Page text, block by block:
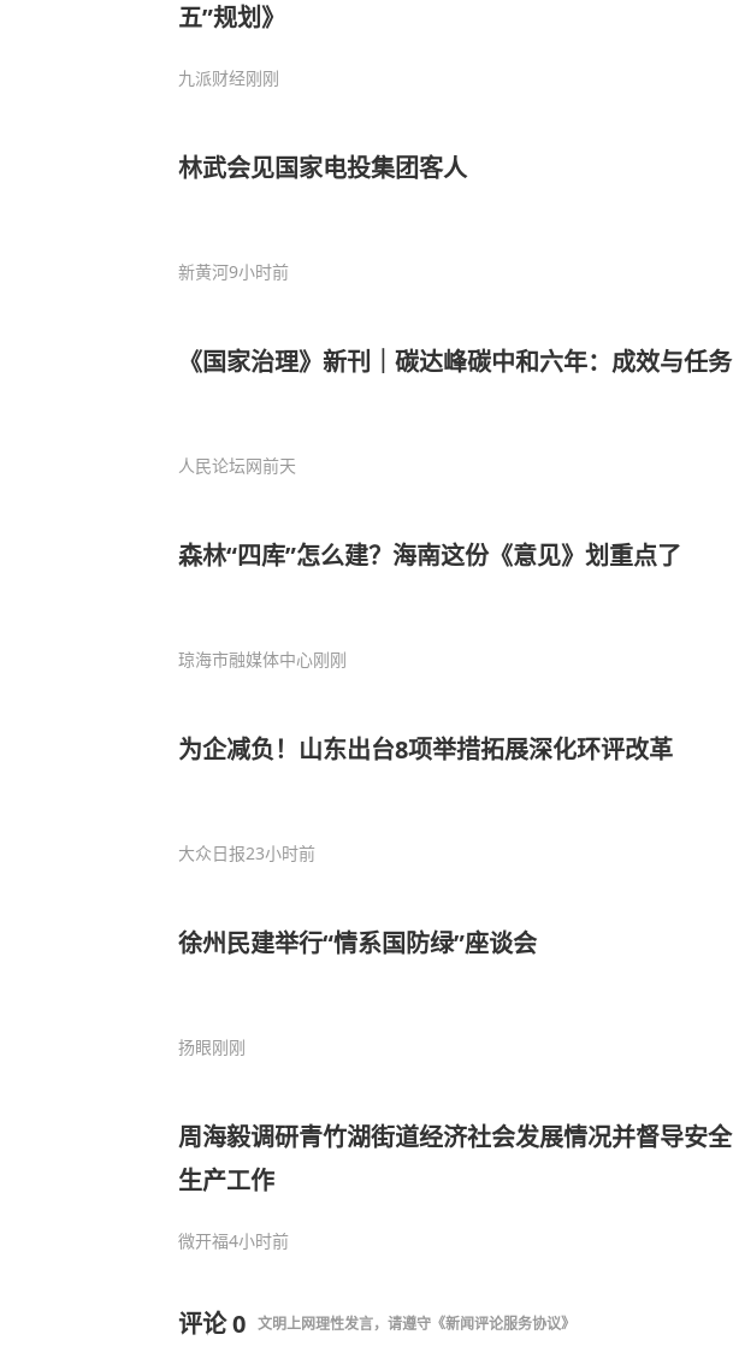
五”规划》
九派财经刚刚
林武会见国家电投集团客人
新黄河9小时前
《国家治理》新刊｜碳达峰碳中和六年：成效与任务
人民论坛网前天
森林“四库”怎么建？海南这份《意见》划重点了
琼海市融媒体中心刚刚
为企减负！山东出台8项举措拓展深化环评改革
大众日报23小时前
徐州民建举行“情系国防绿”座谈会
扬眼刚刚
周海毅调研青竹湖街道经济社会发展情况并督导安全
生产工作
微开福4小时前
评论0 文明上网理性发言，请遵守 《新闻评论服务协议》